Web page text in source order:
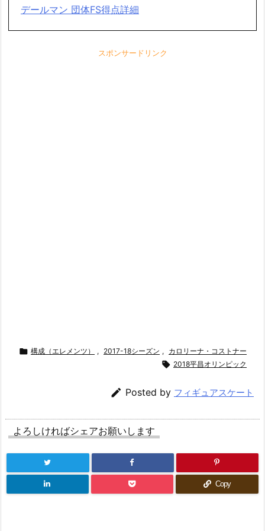
デールマン 団体FS得点詳細
スポンサードリンク
 構成（エレメンツ） , 2017-18シーズン , カロリーナ・コストナー
 2018平昌オリンピック
 Posted by フィギュアスケート
よろしければシェアお願いします
Copy